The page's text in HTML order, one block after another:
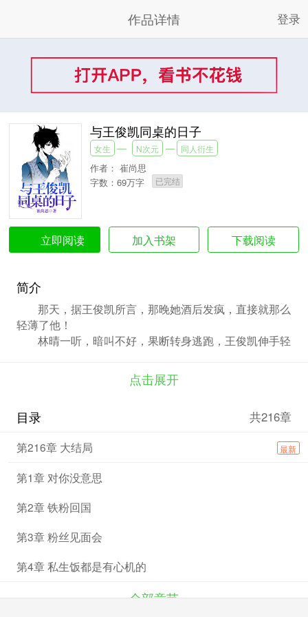
作品详情 登录
与王俊凯同桌的日子
女生 N次元 同人衍生
作者： 崔尚思
字数：69万字
已完结
立即阅读 加入书架 下载阅读
简介
那天，据王俊凯所言，那晚她酒后发疯，直接就那么
轻薄了他！
林晴一听，暗叫不好，果断转身逃跑，王俊凯伸手轻
晴，国家可没有规定轻薄了良家少男就可以一撒腿跑跑了
之的！”林晴顿时瞪了眼……
点击展开
目录 共216章
第216章 大结局 最新
第1章 对你没意思
第2章 铁粉回国
第3章 粉丝见面会
第4章 私生饭都是有心机的
全部章节